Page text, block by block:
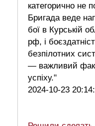
категорично не
Бригада веде
бої в Курській
рф, і
безпілотних
— важливий
успіху."
2024-10-23